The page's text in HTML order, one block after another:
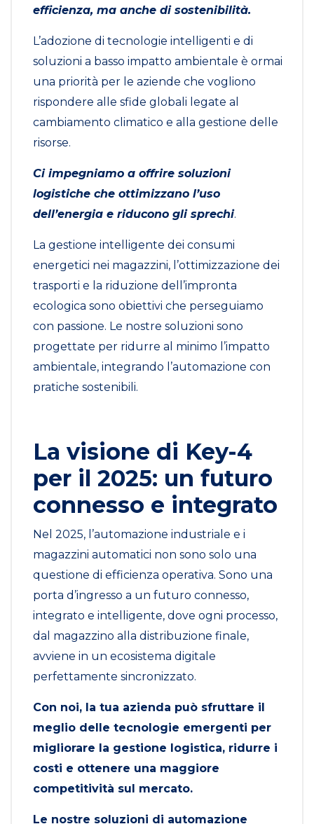
efficienza, ma anche di sostenibilità.
L’adozione di tecnologie intelligenti e di
soluzioni a basso impatto ambientale è ormai
una priorità per le aziende che vogliono
rispondere alle sfide globali legate al
cambiamento climatico e alla gestione delle
risorse.
Ci impegniamo a offrire soluzioni
logistiche che ottimizzano l’uso
dell’energia e riducono gli sprechi.
La gestione intelligente dei consumi
energetici nei magazzini, l’ottimizzazione dei
trasporti e la riduzione dell’impronta
ecologica sono obiettivi che perseguiamo
con passione. Le nostre soluzioni sono
progettate per ridurre al minimo l’impatto
ambientale, integrando l’automazione con
pratiche sostenibili.
La visione di Key-4
per il 2025: un futuro
connesso e integrato
Nel 2025, l’automazione industriale e i
magazzini automatici non sono solo una
questione di efficienza operativa. Sono una
porta d’ingresso a un futuro connesso,
integrato e intelligente, dove ogni processo,
dal magazzino alla distribuzione finale,
avviene in un ecosistema digitale
perfettamente sincronizzato.
Con noi, la tua azienda può sfruttare il
meglio delle tecnologie emergenti per
migliorare la gestione logistica, ridurre i
costi e ottenere una maggiore
competitività sul mercato.
Le nostre soluzioni di automazione